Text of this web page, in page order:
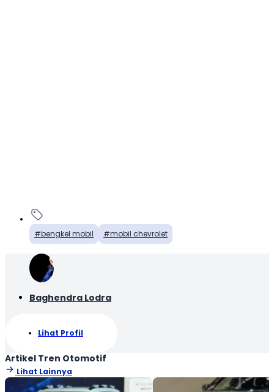
bengkel mobil mobil chevrolet
Baghendra Lodra
Lihat Profil
Artikel Tren Otomotif
Lihat Lainnya